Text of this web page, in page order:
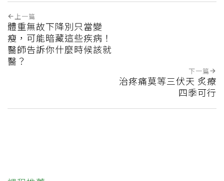
上一篇
體重無故下降別只當變
瘦，可能暗藏這些疾病！
醫師告訴你什麼時候該就
醫？
下一篇
治疼痛莫等三伏天 炙療
四季可行